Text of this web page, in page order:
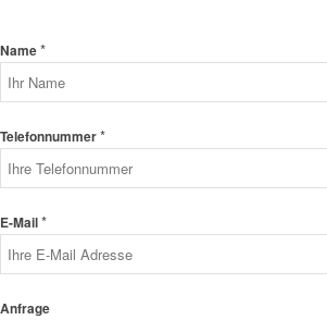
Name*
Telefonnummer*
E-Mail*
Anfrage